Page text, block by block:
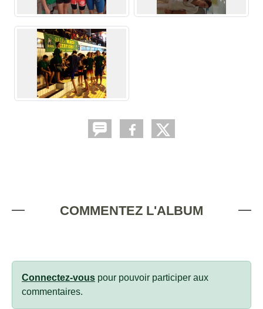
COMMENTEZ L'ALBUM
Connectez-vous pour pouvoir participer aux
commentaires.